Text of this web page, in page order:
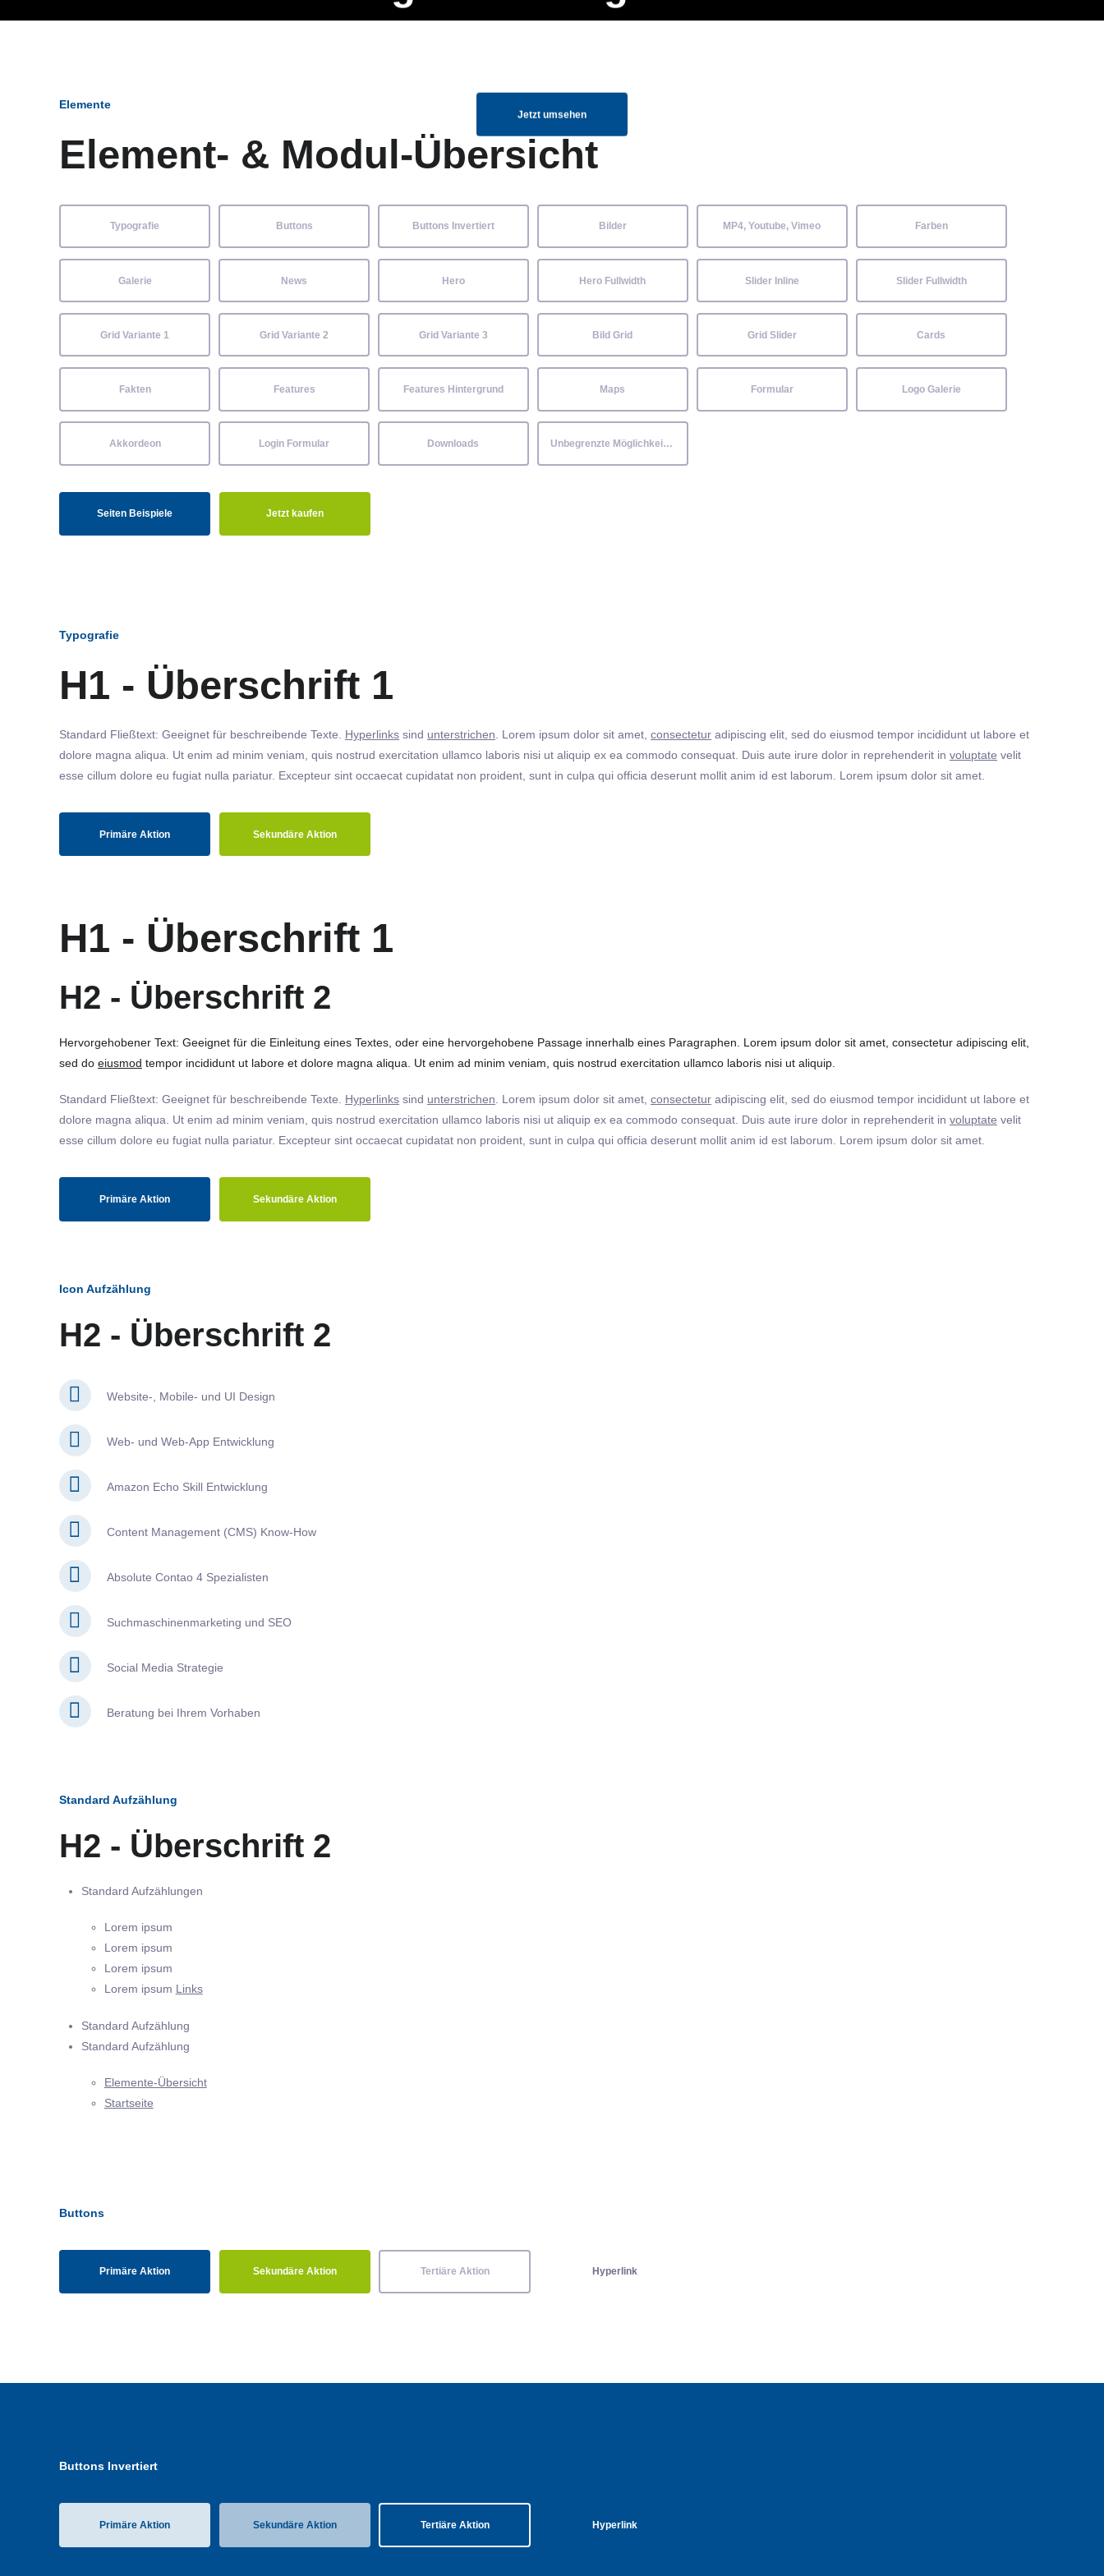
Jetzt umsehen
Elemente
Element- & Modul-Übersicht
Typografie Buttons Buttons Invertiert Bilder MP4, Youtube, Vimeo Farben
Galerie News Hero Hero Fullwidth Slider Inline Slider Fullwidth
Grid Variante 1 Grid Variante 2 Grid Variante 3 Bild Grid Grid Slider Cards
Fakten Features Features Hintergrund Maps Formular Logo Galerie
Akkordeon Login Formular Downloads Unbegrenzte Möglichkeiten
Seiten Beispiele Jetzt kaufen
Typografie
H1 - Überschrift 1
Standard Fließtext: Geeignet für beschreibende Texte. Hyperlinks sind unterstrichen . Lorem ipsum dolor sit amet, consectetur adipiscing elit, sed do eiusmod tempor incididunt ut labore et
dolore magna aliqua. Ut enim ad minim veniam, quis nostrud exercitation ullamco laboris nisi ut aliquip ex ea commodo consequat. Duis aute irure dolor in reprehenderit in voluptate velit
esse cillum dolore eu fugiat nulla pariatur. Excepteur sint occaecat cupidatat non proident, sunt in culpa qui officia deserunt mollit anim id est laborum. Lorem ipsum dolor sit amet.
Primäre Aktion Sekundäre Aktion
H1 - Überschrift 1
H2 - Überschrift 2
Hervorgehobener Text: Geeignet für die Einleitung eines Textes, oder eine hervorgehobene Passage innerhalb eines Paragraphen. Lorem ipsum dolor sit amet, consectetur adipiscing elit,
sed do eiusmod tempor incididunt ut labore et dolore magna aliqua. Ut enim ad minim veniam, quis nostrud exercitation ullamco laboris nisi ut aliquip.
Standard Fließtext: Geeignet für beschreibende Texte. Hyperlinks sind unterstrichen. Lorem ipsum dolor sit amet, consectetur adipiscing elit, sed do eiusmod tempor incididunt ut labore et
dolore magna aliqua. Ut enim ad minim veniam, quis nostrud exercitation ullamco laboris nisi ut aliquip ex ea commodo consequat. Duis aute irure dolor in reprehenderit in voluptate velit
esse cillum dolore eu fugiat nulla pariatur. Excepteur sint occaecat cupidatat non proident, sunt in culpa qui officia deserunt mollit anim id est laborum. Lorem ipsum dolor sit amet.
Primäre Aktion Sekundäre Aktion
Icon Aufzählung
H2 - Überschrift 2
Website-, Mobile- und UI Design
Web- und Web-App Entwicklung
Amazon Echo Skill Entwicklung
Content Management (CMS) Know-How
Absolute Contao 4 Spezialisten
Suchmaschinenmarketing und SEO
Social Media Strategie
Beratung bei Ihrem Vorhaben
Standard Aufzählung
H2 - Überschrift 2
Standard Aufzählungen
Lorem ipsum
Lorem ipsum
Lorem ipsum
Lorem ipsum Links
Standard Aufzählung
Standard Aufzählung
Elemente-Übersicht
Startseite
Buttons
Primäre Aktion Sekundäre Aktion Tertiäre Aktion Hyperlink
Buttons Invertiert
Primäre Aktion Sekundäre Aktion Tertiäre Aktion Hyperlink